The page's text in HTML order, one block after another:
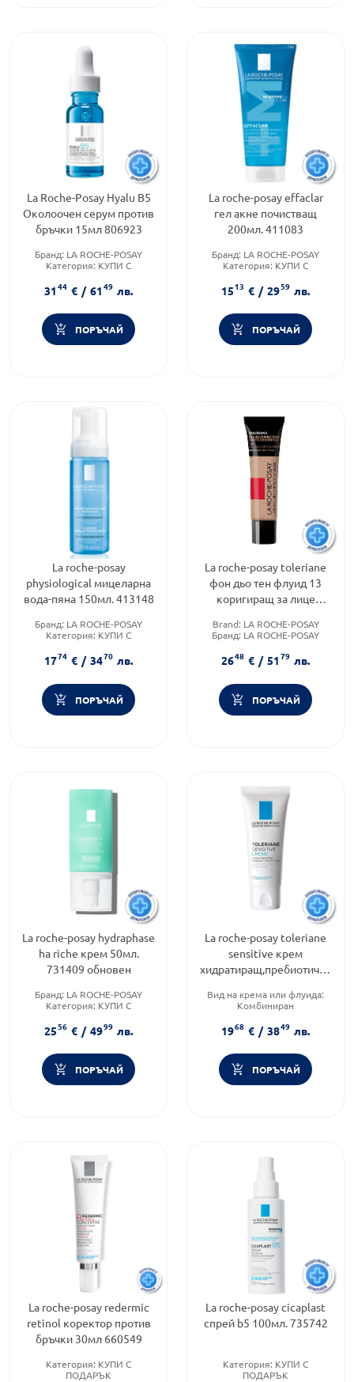
La Roche-Posay Hyalu B5
Околоочен серум против
бръчки 15мл 806923
Бранд: LA ROCHE-POSAY
Категория: КУПИ С
Форма на продукта:серум
3144 € / 6149 лв.
ПОРЪЧАЙ
La roche-posay effaclar
гел акне почистващ
200мл. 411083
Бранд: LA ROCHE-POSAY
Категория: КУПИ С
Продуктова линия:EFFACLAR
1513 € / 2959 лв.
ПОРЪЧАЙ
La roche-posay
physiological мицеларна
вода-пяна 150мл. 413148
Бранд: LA ROCHE-POSAY
Категория: КУПИ С
Продуктова линия:
PHYSIOLOGICAL
1774 € / 3470 лв.
ПОРЪЧАЙ
La roche-posay toleriane
фон дьо тен флуид 13
коригиращ за лице
Brand: LA ROCHE-POSAY
Бранд: LA ROCHE-POSAY
ПОДАРЪК
2648 € / 5179 лв.
ПОРЪЧАЙ
La roche-posay hydraphase
ha riche крем 50мл.
731409 обновен
Бранд: LA ROCHE-POSAY
Категория: КУПИ С
Продуктова линия:
HYDRAPHASE HA
2556 € / 4999 лв.
ПОРЪЧАЙ
La roche-posay toleriane
sensitive крем
хидратиращ,пребиотичен
Вид на крема или флуида:
Комбиниран
TOLERIANE
Функционалност:
1968 € / 3849 лв.
ПОРЪЧАЙ
La roche-posay redermic
retinol коректор против
бръчки 30мл 660549
Категория: КУПИ С
ПОДАРЪК
La roche-posay cicaplast
спрей b5 100мл. 735742
Категория: КУПИ С
ПОДАРЪК